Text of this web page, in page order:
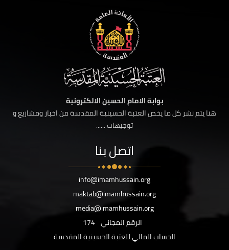
بوابة الامام الحسين الالكترونية
هنا يتم نشر كل ما يخص العتبة الحسينية المقدسة من اخبار ومشاريع و
توجيهات ......
اتصل بنا
info@imamhussain.org
maktab@imamhussain.org
media@imamhussain.org
الرقم المجاني 174
الحساب المالي للعتبة الحسينية المقدسة